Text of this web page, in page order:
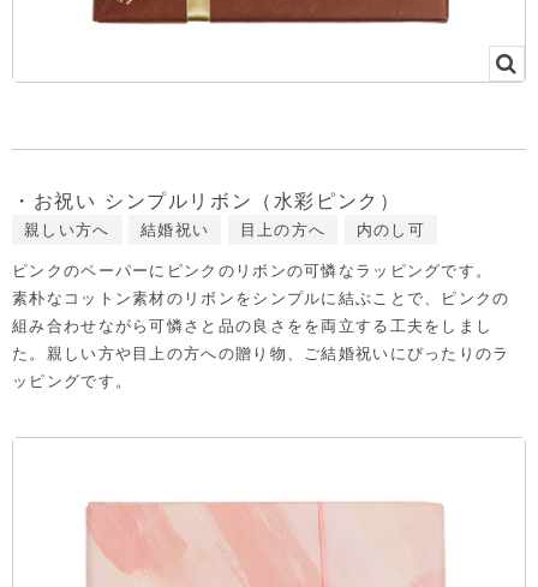
・お祝い シンプルリボン（水彩ピンク）
親しい方へ 結婚祝い 目上の方へ 内のし可
ピンクのペーパーにピンクのリボンの可憐なラッピングです。
素朴なコットン素材のリボンをシンプルに結ぶことで、ピンクの
組み合わせながら可憐さと品の良さをを両立する工夫をしまし
た。親しい方や目上の方への贈り物、ご結婚祝いにぴったりのラ
ッピングです。